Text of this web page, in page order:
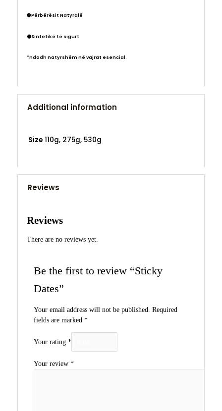
🟢Përbërësit Natyralë
⚫Sintetikë të sigurt
*ndodh natyrshëm në vajrat esencial.
Additional information
Size 110g, 275g, 530g
Reviews
Reviews
There are no reviews yet.
Be the first to review “Sticky
Dates”
Your email address will not be published. Required
fields are marked *
Your rating *
Your review *